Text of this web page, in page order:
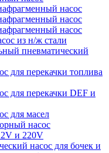
насос
насос
насос
из н/ж стали
пневматический
для перекачки топлива
для перекачки DEF и
для масел
насос
и 220V
насос для бочек и